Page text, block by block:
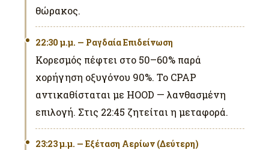
θώρακος.
22:30 μ.μ. — Ραγδαία Επιδείνωση
Κορεσμός πέφτει στο 50–60% παρά
χορήγηση οξυγόνου 90%. Το CPAP
αντικαθίσταται με HOOD — λανθασμένη
επιλογή. Στις 22:45 ζητείται η μεταφορά.
23:23 μ.μ. — Εξέταση Αερίων (Δεύτερη)